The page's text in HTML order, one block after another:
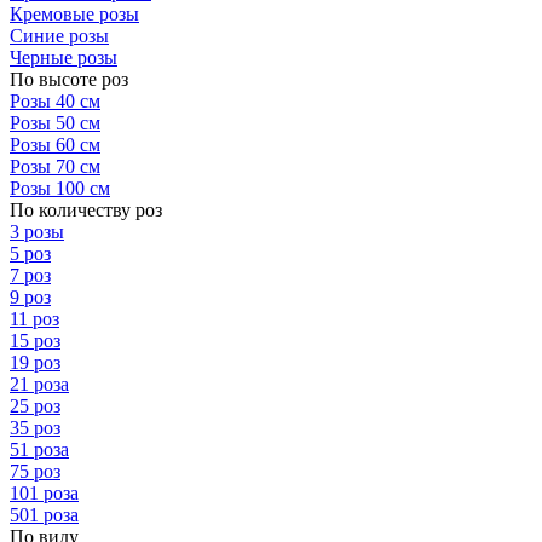
Кремовые розы
Синие розы
Черные розы
По высоте роз
Розы 40 см
Розы 50 см
Розы 60 см
Розы 70 см
Розы 100 см
По количеству роз
3 розы
5 роз
7 роз
9 роз
11 роз
15 роз
19 роз
21 роза
25 роз
35 роз
51 роза
75 роз
101 роза
501 роза
По виду